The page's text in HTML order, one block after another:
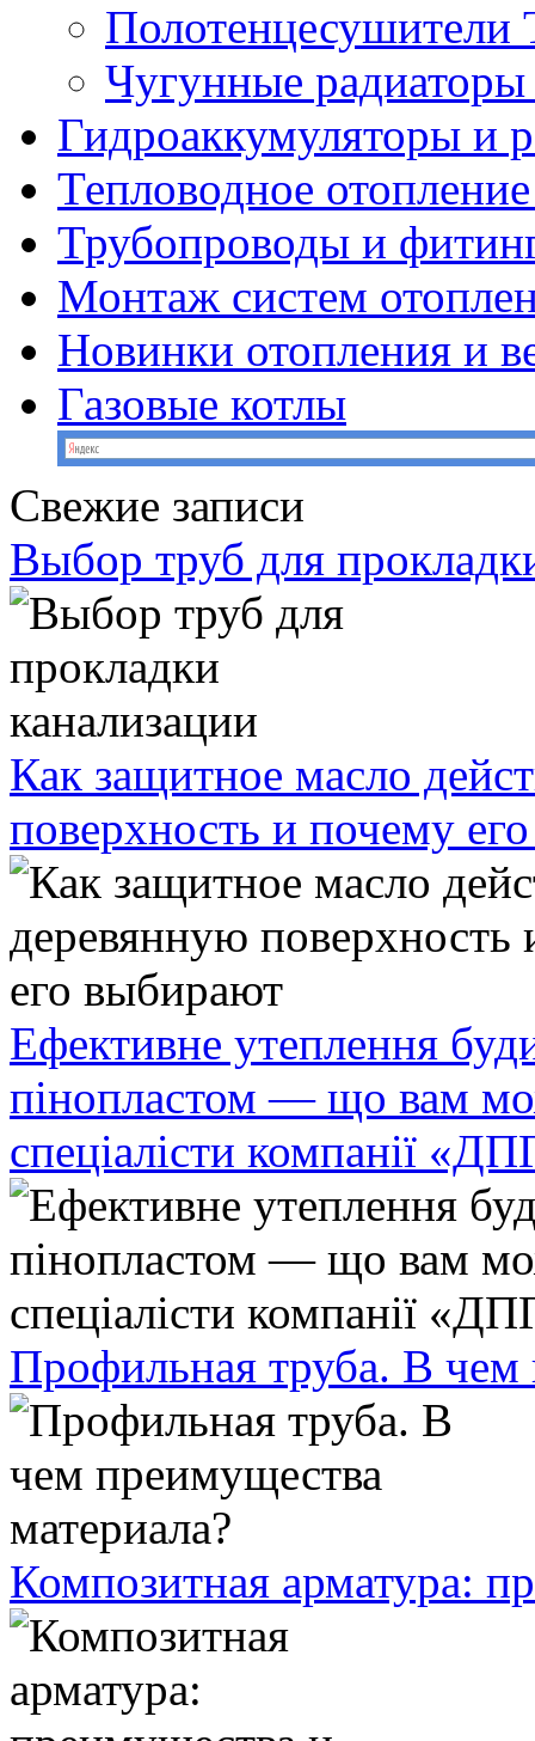
Чугунные
Гидроаккумуляторы и
Тепловодное
Трубопроводы и
Монтаж систем
Новинки отопления и
Газовые котлы
Свежие записи
Выбор труб для
Как защитное масло
поверхность и почему
Ефективне утеплення
пінопластом — що вам
спеціалісти компанії
Профильная труба. В чем
Композитная арматура: